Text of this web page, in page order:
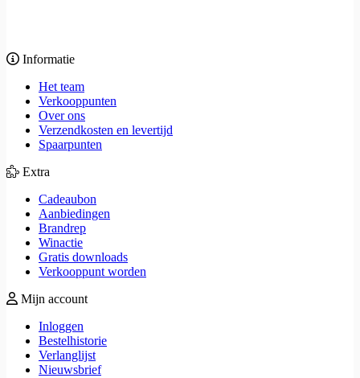
Informatie
Het team
Verkooppunten
Over ons
Verzendkosten en levertijd
Spaarpunten
Extra
Cadeaubon
Aanbiedingen
Brandrep
Winactie
Gratis downloads
Verkooppunt worden
Mijn account
Inloggen
Bestelhistorie
Verlanglijst
Nieuwsbrief